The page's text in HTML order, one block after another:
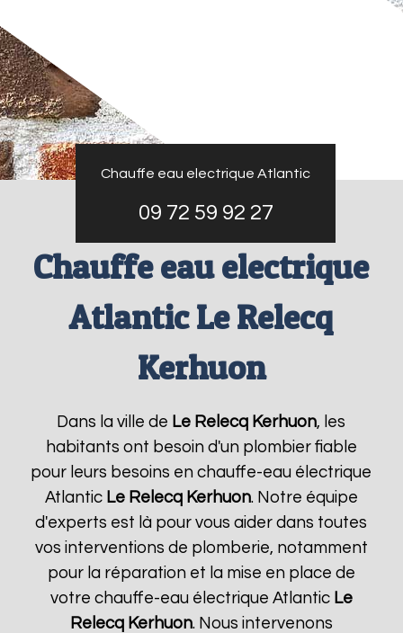
Chauffe eau electrique Atlantic
09 72 59 92 27
Chauffe eau electrique
Atlantic Le Relecq
Kerhuon
Dans la ville de Le Relecq Kerhuon, les
habitants ont besoin d'un plombier fiable
pour leurs besoins en chauffe-eau électrique
Atlantic Le Relecq Kerhuon. Notre équipe
d'experts est là pour vous aider dans toutes
vos interventions de plomberie, notamment
pour la réparation et la mise en place de
votre chauffe-eau électrique Atlantic Le
Relecq Kerhuon. Nous intervenons